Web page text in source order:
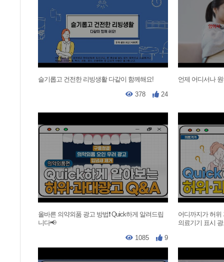
슬기롭고 건전한 리빙생활 다같이 함께해요!
378
24
언제 어디서나
올바른 의약외품 광고 방법❗ Quick하게 알려드립
니다📢
1085
9
어디까지가 허위
의료기기 표시